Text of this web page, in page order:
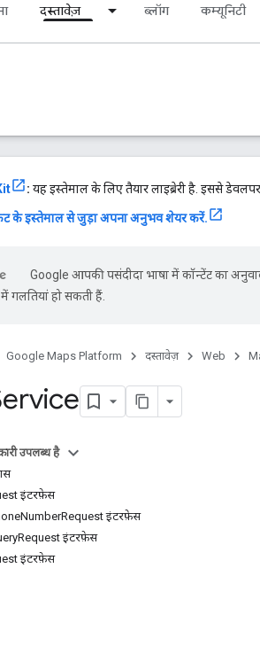
दस्तावेज़ ब्लॉग कम्यूनिटी
: यह इस्तेमाल के लिए तैयार लाइब्रेरी है. इससे
के इस्तेमाल से जुड़ा अपना अनुभव शेयर करें.
Google आपकी पसंदीदा भाषा में कॉन्टेंट का
गलतियां हो सकती हैं.
Google Maps Platform दस्तावेज़ Web
उपलब्ध है
इंटरफ़ेस
इंटरफ़ेस
इंटरफ़ेस
इंटरफ़ेस